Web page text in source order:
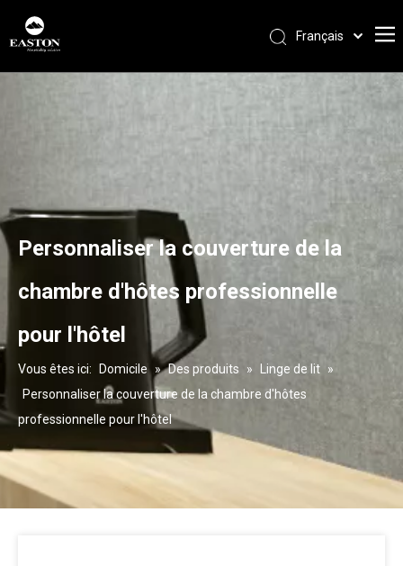
Français
Pусский
English
Personnaliser la couverture de la
chambre d'hôtes professionnelle
pour l'hôtel
Vous êtes ici: Domicile » Des produits » Linge de lit »
Personnaliser la couverture de la chambre d'hôtes
professionnelle pour l'hôtel